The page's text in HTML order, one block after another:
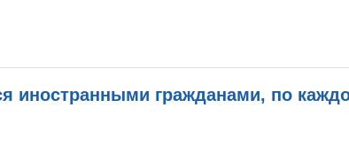
иностранными гражданами, по